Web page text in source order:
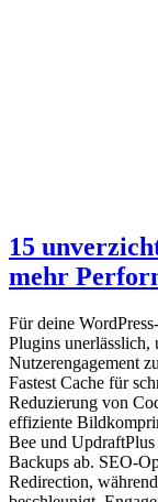
15
mehr
Für deine
Plugins unerlässlich,
Nutzerengagement
Fastest Cache für
Reduzierung von
effiziente
Bee und
Backups ab. SEO-
Redirection,